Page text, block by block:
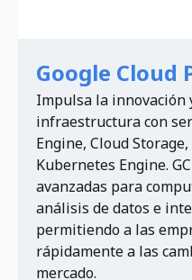
Google Cloud
Impulsa la innovación
infraestructura con
Engine, Cloud
Kubernetes Engine.
avanzadas para
análisis de datos e
permitiendo a las
rápidamente a las
mercado.